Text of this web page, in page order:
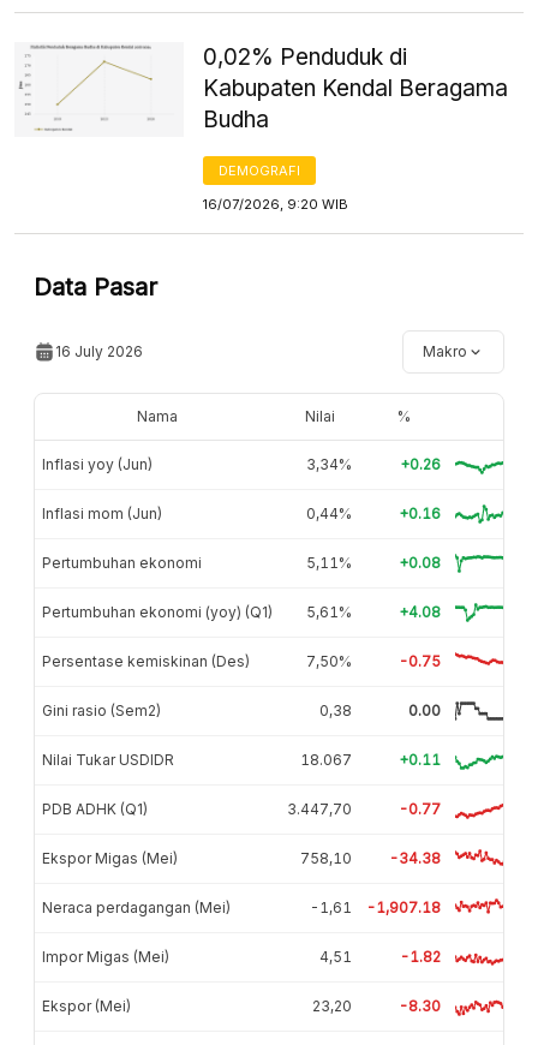
0,02% Penduduk di
Kabupaten Kendal Beragama
Budha
DEMOGRAFI
16/07/2026, 9:20 WIB
Data Pasar
16 July 2026 Makro
Nama Nilai %
Inflasi yoy (Jun) 3,34% +0.26
Inflasi mom (Jun) 0,44% +0.16
Pertumbuhan ekonomi 5,11% +0.08
Pertumbuhan ekonomi (yoy) (Q1) 5,61% +4.08
Persentase kemiskinan (Des) 7,50% -0.75
Gini rasio (Sem2) 0,38 0.00
Nilai Tukar USDIDR 18.067 +0.11
PDB ADHK (Q1) 3.447,70 -0.77
Ekspor Migas (Mei) 758,10 -34.38
Neraca perdagangan (Mei) -1,61 -1,907.18
Impor Migas (Mei) 4,51 -1.82
Ekspor (Mei) 23,20 -8.30